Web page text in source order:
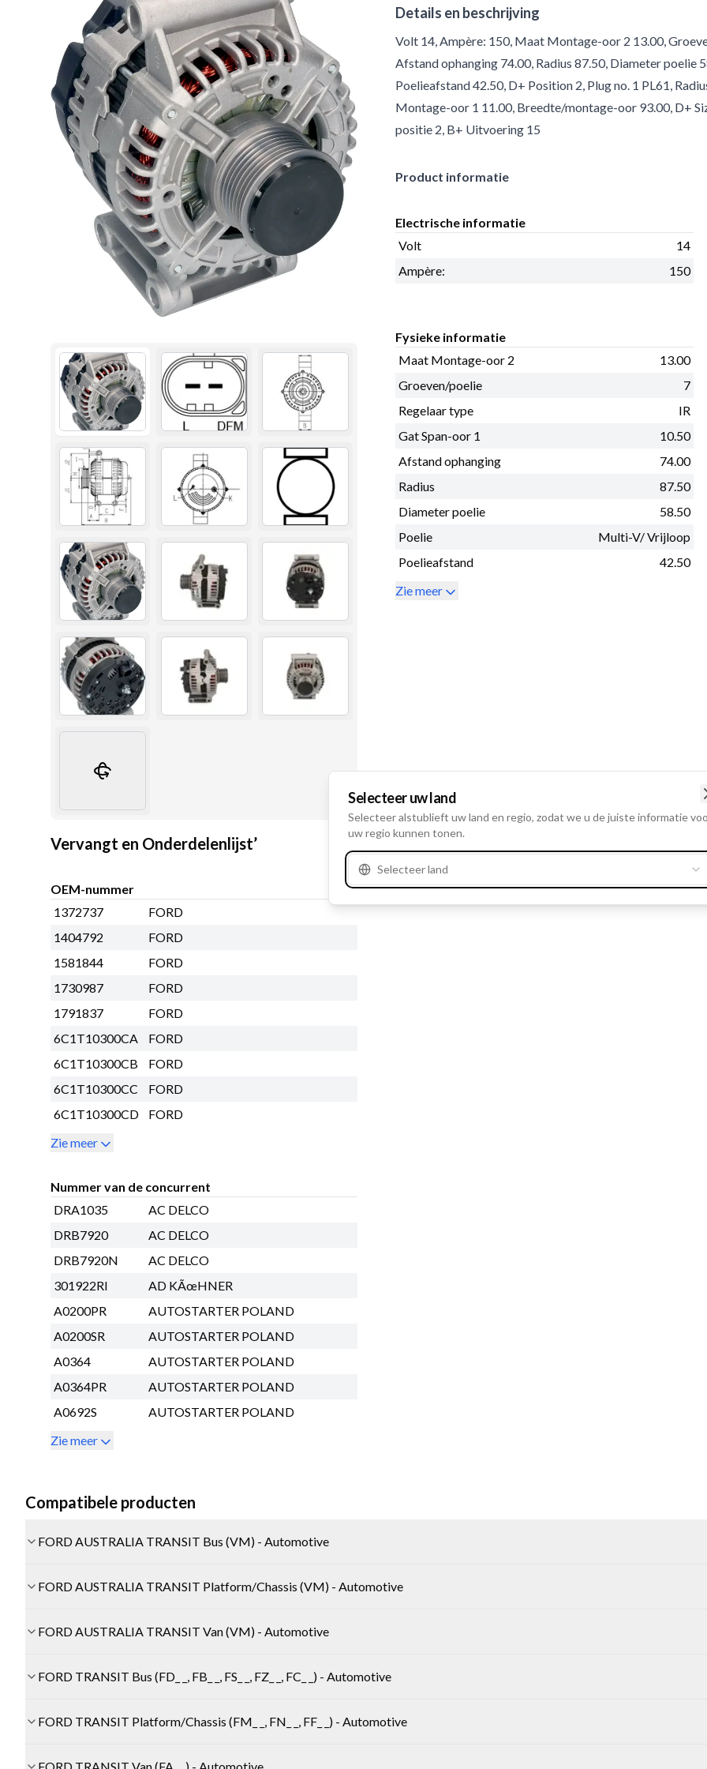
Vervangt en Onderdelenlijst’
OEM-nummer
1372737
FORD
1404792
FORD
1581844
FORD
1730987
FORD
1791837
FORD
6C1T10300CA
FORD
6C1T10300CB
FORD
6C1T10300CC
FORD
6C1T10300CD
FORD
Zie meer
Nummer van de concurrent
DRA1035
AC DELCO
DRB7920
AC DELCO
DRB7920N
AC DELCO
301922RI
AD KÃœHNER
A0200PR
AUTOSTARTER POLAND
A0200SR
AUTOSTARTER POLAND
A0364
AUTOSTARTER POLAND
A0364PR
AUTOSTARTER POLAND
A0692S
AUTOSTARTER POLAND
Zie meer
Details en beschrijving
Volt 14, Ampère: 150, Maat Montage-oor 2 13.00,
Afstand ophanging 74.00, Radius 87.50, Diameter
Poelieafstand 42.50, D+ Position 2, Plug no. 1 PL61,
Montage-oor 1 11.00, Breedte/montage-oor 93.00, D+
positie 2, B+ Uitvoering 15
Product informatie
Electrische informatie
Volt
14
Ampère:
150
Fysieke informatie
Maat Montage-oor 2
13.00
Groeven/poelie
7
Regelaar type
IR
Gat Span-oor 1
10.50
Afstand ophanging
74.00
Radius
87.50
Diameter poelie
58.50
Poelie
Multi-V/ Vrijloop
Poelieafstand
42.50
Zie meer
Compatibele producten
FORD AUSTRALIA TRANSIT Bus (VM) - Automotive
FORD AUSTRALIA TRANSIT Platform/Chassis (VM) - Automotive
FORD AUSTRALIA TRANSIT Van (VM) - Automotive
FORD TRANSIT Bus (FD_ _, FB_ _, FS_ _, FZ_ _, FC_ _) - Automotive
FORD TRANSIT Platform/Chassis (FM_ _, FN_ _, FF_ _) - Automotive
Selecteer uw land
Selecteer alstublieft uw land en regio, zodat we u de juiste informatie
uw regio kunnen tonen.
Selecteer land